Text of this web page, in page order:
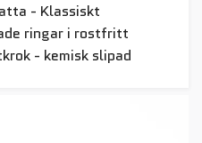
- Klassiskt
ringar i rostfritt
- kemisk slipad